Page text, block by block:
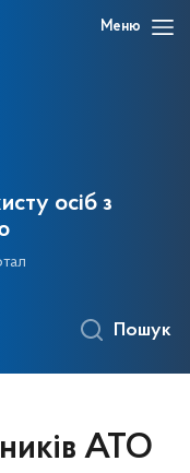
Меню
осіб з
Пошук
АТО